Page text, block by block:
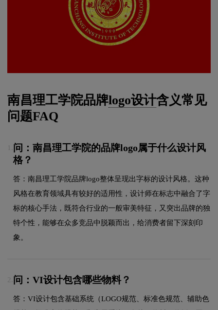
南昌理工学院品牌logo设计含义常见
问题FAQ
问：南昌理工学院的品牌logo属于什么设计风
格？
答：南昌理工学院品牌logo整体呈现出字标的设计风格。这种
风格在教育领域具有较好的适用性，设计师在标志中融合了字
标的核心手法，既符合行业的一般审美特征，又突出品牌的独
特个性，能够在众多竞品中脱颖而出，给消费者留下深刻印
象。
2. 问：VI设计包含哪些物料？
答：VI设计包含基础系统（LOGO规范、标准色规范、辅助色